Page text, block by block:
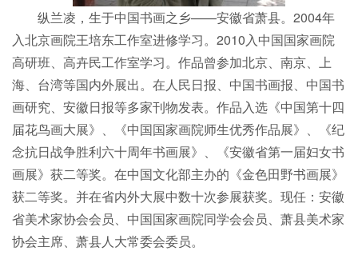
纵兰凌，生于中国书画之乡——安徽省萧县。2004年
入北京画院王培东工作室进修学习。2010入中国国家画院
高研班、高卉民工作室学习。作品曾参加北京、南京、上
海、台湾等国内外展出。在人民日报、中国书画报、中国书
画研究、安徽日报等多家刊物发表。作品入选《中国第十四
届花鸟画大展》、《中国国家画院师生优秀作品展》、《纪
念抗日战争胜利六十周年书画展》、《安徽省第一届妇女书
画展》获二等奖。在中国文化部主办的《金色田野书画展》
获二等奖。并在省内外大展中数十次参展获奖。现任：安徽
省美术家协会会员、中国国家画院同学会会员、萧县美术家
协会主席、萧县人大常委会委员。